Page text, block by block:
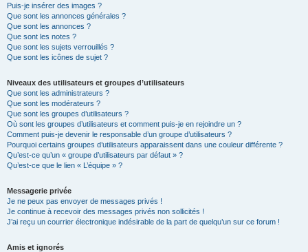
Puis-je insérer des images ?
Que sont les annonces générales ?
Que sont les annonces ?
Que sont les notes ?
Que sont les sujets verrouillés ?
Que sont les icônes de sujet ?
Niveaux des utilisateurs et groupes d’utilisateurs
Que sont les administrateurs ?
Que sont les modérateurs ?
Que sont les groupes d’utilisateurs ?
Où sont les groupes d’utilisateurs et comment puis-je en rejoindre un ?
Comment puis-je devenir le responsable d’un groupe d’utilisateurs ?
Pourquoi certains groupes d’utilisateurs apparaissent dans une couleur différente ?
Qu’est-ce qu’un « groupe d’utilisateurs par défaut » ?
Qu’est-ce que le lien « L’équipe » ?
Messagerie privée
Je ne peux pas envoyer de messages privés !
Je continue à recevoir des messages privés non sollicités !
J’ai reçu un courrier électronique indésirable de la part de quelqu’un sur ce forum !
Amis et ignorés